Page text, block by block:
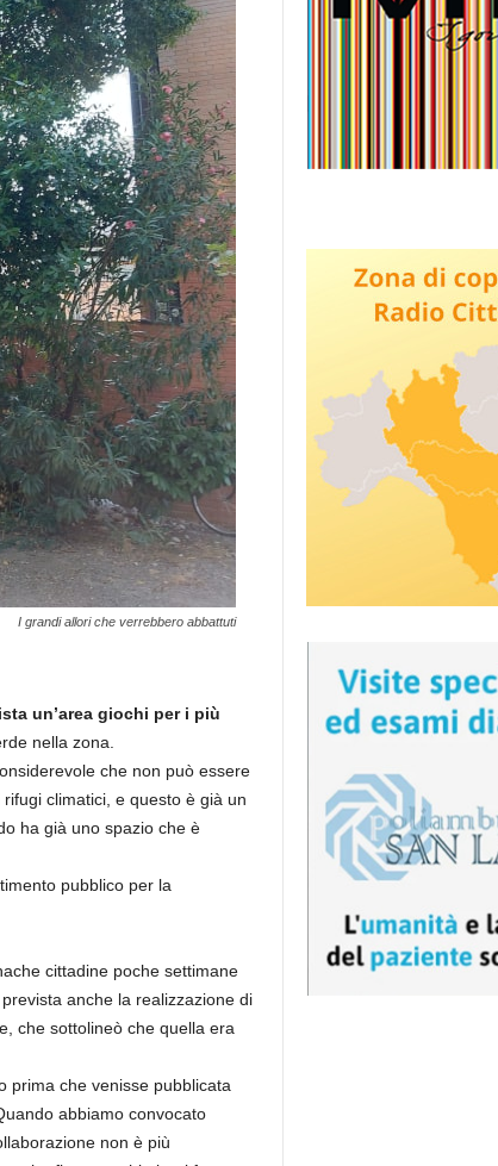
I grandi allori che verrebbero abbattuti
un’area giochi per i più
nella zona.
che non può essere
climatici, e questo è già un
ha già uno spazio che è
pubblico per la
cittadine poche settimane
anche la realizzazione di
che sottolineò che quella era
prima che venisse pubblicata
abbiamo convocato
non è più